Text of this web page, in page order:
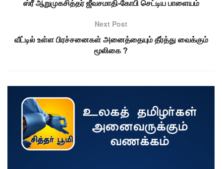
ஸ்ரீ ஆறுமுகசித்தர் ஜீவசமாதி-கோபி செட்டிய பாளையம்
Next Post
வீட்டில் உள்ள பிரச்சனைகள் அனைத்தையும் தீர்த்து வைக்கும்
மூலிகை ?